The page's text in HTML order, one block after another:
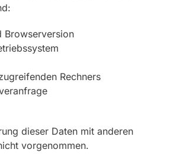
Browserversion
Rechners
dieser Daten mit anderen
vorgenommen.